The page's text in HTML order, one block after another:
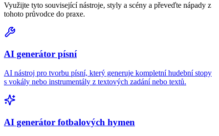
Využijte tyto související nástroje, styly a scény a převeďte nápady z
tohoto průvodce do praxe.
AI generátor písní
AI nástroj pro tvorbu písní, který generuje kompletní hudební stopy
s vokály nebo instrumentály z textových zadání nebo textů.
AI generátor fotbalových hymen